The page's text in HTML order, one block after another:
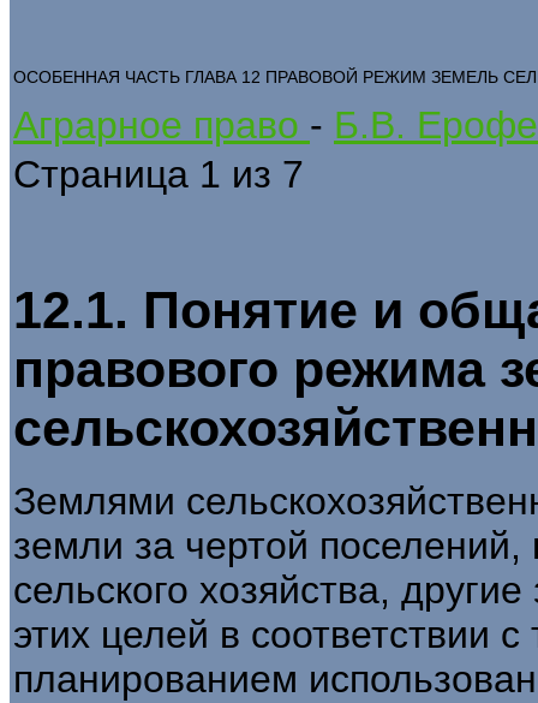
ОСОБЕННАЯ ЧАСТЬ ГЛАВА 12 ПРАВОВОЙ РЕЖИМ ЗЕМЕЛЬ
Аграрное право - Б.В.
Страница 1 из 7
12.1. Понятие и
правового режима
Землями
земли за чертой
сельского хозяйства,
этих целей в соответствии
планированием